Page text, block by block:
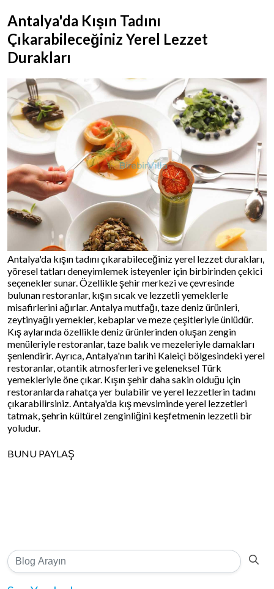
Antalya'da Kışın Tadını
Çıkarabileceğiniz Yerel Lezzet
Durakları
Antalya'da kışın tadını çıkarabileceğiniz yerel lezzet durakları,
yöresel tatları deneyimlemek isteyenler için birbirinden çekici
seçenekler sunar. Özellikle şehir merkezi ve çevresinde
bulunan restoranlar, kışın sıcak ve lezzetli yemeklerle
misafirlerini ağırlar. Antalya mutfağı, taze deniz ürünleri,
zeytinyağlı yemekler, kebaplar ve meze çeşitleriyle ünlüdür.
Kış aylarında özellikle deniz ürünlerinden oluşan zengin
menüleriyle restoranlar, taze balık ve mezeleriyle damakları
şenlendirir. Ayrıca, Antalya'nın tarihi Kaleiçi bölgesindeki yerel
restoranlar, otantik atmosferleri ve geleneksel Türk
yemekleriyle öne çıkar. Kışın şehir daha sakin olduğu için
restoranlarda rahatça yer bulabilir ve yerel lezzetlerin tadını
çıkarabilirsiniz. Antalya'da kış mevsiminde yerel lezzetleri
tatmak, şehrin kültürel zenginliğini keşfetmenin lezzetli bir
yoludur.
BUNU PAYLAŞ